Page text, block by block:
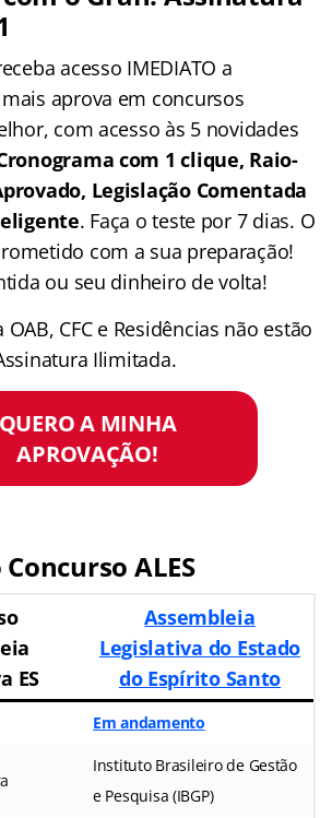
acesso IMEDIATO a
aprova em concursos
com acesso às 5 novidades
com 1 clique, Raio-
Legislação Comentada
. Faça o teste por 7 dias. O
com a sua preparação!
ou seu dinheiro de volta!
CFC e Residências não estão
Ilimitada.
QUERO A MINHA
APROVAÇÃO!
ALES
ES
Assembleia
Legislativa do Estado
do Espírito Santo
Em andamento
Instituto Brasileiro de Gestão
e Pesquisa (IBGP)